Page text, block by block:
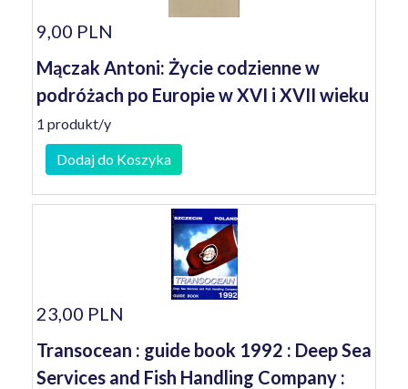
9,00 PLN
Mączak Antoni: Życie codzienne w
podróżach po Europie w XVI i XVII wieku
1 produkt/y
Dodaj do Koszyka
23,00 PLN
Transocean : guide book 1992 : Deep Sea
Services and Fish Handling Company :